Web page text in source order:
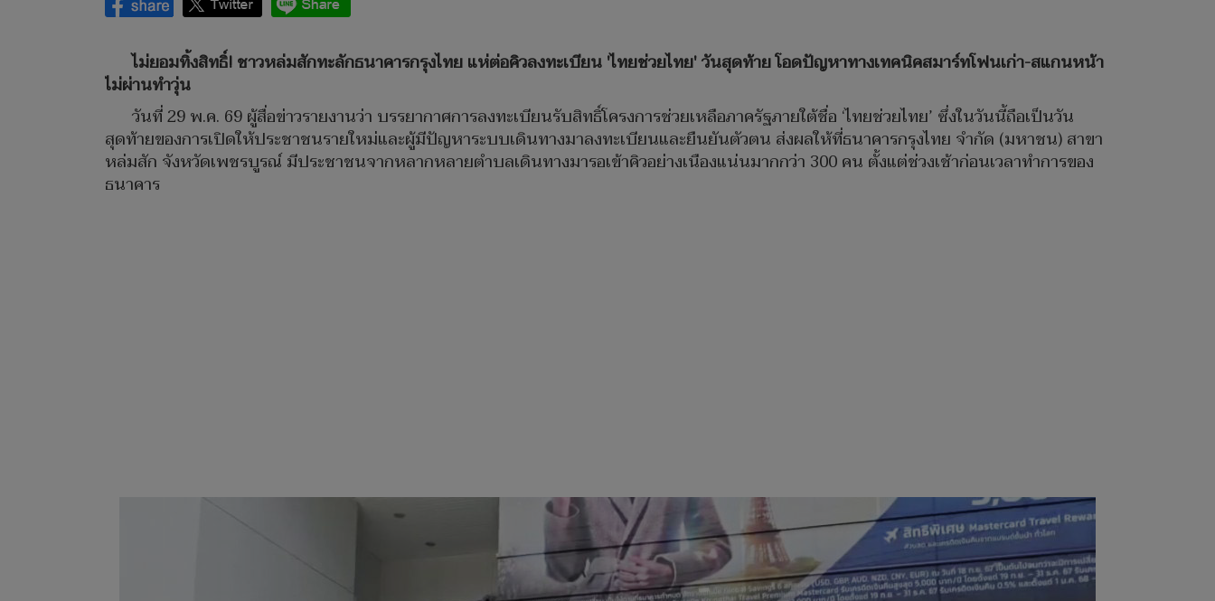
ไม่ยอมทิ้งสิทธิ์! ชาวหล่มสักทะลักธนาคารกรุงไทย แห่ต่อคิวลงทะเบียน 'ไทยช่วยไทย' วันสุดท้าย โอดปัญหาทางเทคนิคสมาร์ทโฟนเก่า-สแกนหน้า
ไม่ผ่านทำวุ่น
วันที่ 29 พ.ค. 69 ผู้สื่อข่าวรายงานว่า บรรยากาศการลงทะเบียนรับสิทธิ์โครงการช่วยเหลือภาครัฐภายใต้ชื่อ ‘ไทยช่วยไทย’ ซึ่งในวันนี้ถือเป็นวัน
สุดท้ายของการเปิดให้ประชาชนรายใหม่และผู้มีปัญหาระบบเดินทางมาลงทะเบียนและยืนยันตัวตน ส่งผลให้ที่ธนาคารกรุงไทย จำกัด (มหาชน) สาขา
หล่มสัก จังหวัดเพชรบูรณ์ มีประชาชนจากหลากหลายตำบลเดินทางมารอเข้าคิวอย่างเนืองแน่นมากกว่า 300 คน ตั้งแต่ช่วงเช้าก่อนเวลาทำการของ
ธนาคาร